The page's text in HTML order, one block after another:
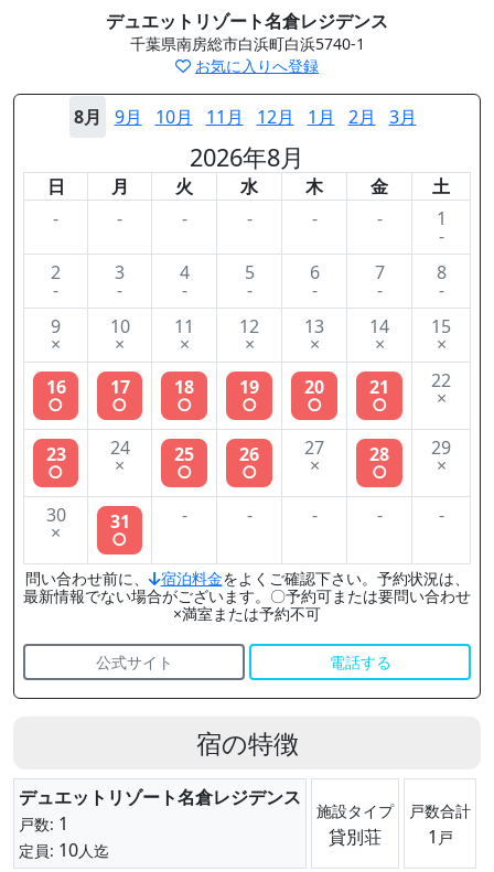
デュエットリゾート名倉レジデンス
千葉県南房総市白浜町白浜5740-1
お気に入りへ登録
8月 9月 10月 11月 12月 1月 2月 3月
2026年8月
日 月 火 水 木 金
土
-
- - - - - 1
-
2
-
3
-
4
-
5
-
6
-
7
-
8
-
9
×
10
×
11
×
12
×
13
×
14
×
15
×
16
○
17
○
18
○
19
○
20
○
21
○
22
×
23
○
24
× 25
○
26
○
27
× 28
○
29
×
30
× 31
○
- - - - -
問い合わせ前に、 宿泊料金をよくご確認下さい。予約状況は、
最新情報でない場合がございます。〇予約可または要問い合わせ
×満室または予約不可
公式サイト 電話する
宿の特徴
デュエットリゾート名倉レジデンス
戸数: 1
定員: 10人迄
施設タイプ
貸別荘
戸数合計
1 戸